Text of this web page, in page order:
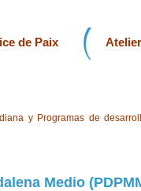
de Paix
y Programas de
Medio